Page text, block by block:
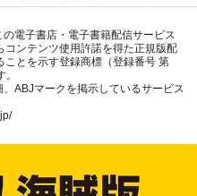
電子書店・電子書籍配信サービス
コンテンツ使用許諾を得た正規版配
ことを示す登録商標（登録番号 第
ABJマークを掲示しているサービス